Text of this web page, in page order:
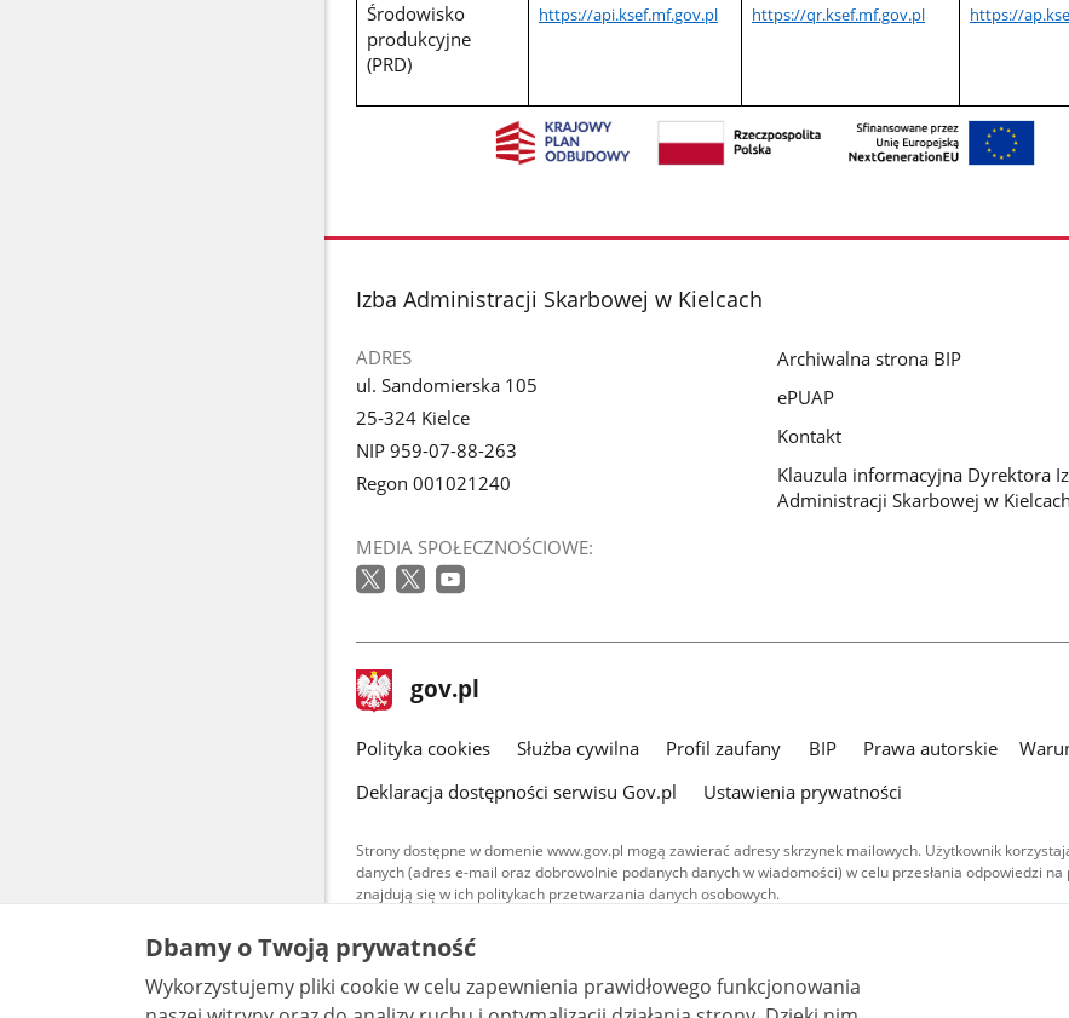
Środowisko
produkcyjne
(PRD)
https://api.ksef.mf.gov.pl https://qr.ksef.mf.gov.pl https://
stopka
Izba Administracji Skarbowej w Kielcach
ADRES
ul. Sandomierska 105
25-324 Kielce
NIP 959-07-88-263
Regon 001021240
MEDIA SPOŁECZNOŚCIOWE:
Archiwalna strona BIP
ePUAP
Kontakt
Klauzula informacyjna Dyrektora
Administracji Skarbowej w Kielcach
stopka
gov.pl Strona
gov.pl
gov.pl
Polityka cookies Służba cywilna Profil zaufany BIP Prawa autorskie
Deklaracja dostępności serwisu Gov.pl
Ustawienia prywatności
Strony dostępne w domenie www.gov.pl mogą zawierać adresy skrzynek mailowych. Użytkownik
danych (adres e-mail oraz dobrowolnie podanych danych w wiadomości) w celu przesłania odpowiedzi
znajdują się w ich politykach przetwarzania danych osobowych.
Treści tekstowe publikowane w serwisie (z wyłączeniem treści audiowizualnych), są
udostępniane na licencji typu Creative Commons: uznanie autorstwa - na tych samych
warunkach 4.0 (CC BY-SA 4.0). Materiały audiowizualne, w tym zdjęcia, materiały audio i
są udostępniane na licencji typu Creative Commons: uznanie autorstwa użycie
bez utworów zależnych 4.0 (CC BY-NC-ND 4.0), o ile nie jest to stwierdzone inaczej.
Dbamy o Twoją prywatność
Wykorzystujemy pliki cookie w celu zapewnienia prawidłowego funkcjonowania